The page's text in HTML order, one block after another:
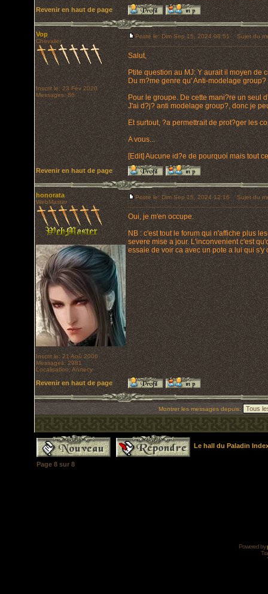
Revenir en haut de page
Vop
Chevalier
Inscrit le: 23 Fév 2020
Messages: 86
Posté le: Dim Sep 15, 2024 08:51 Sujet du
Salut,
Ptite question au MJ: Y aurait il moyen
Du m?me genre qu' Anti-modelage
Pour le groupe. De cette mani?re un seul
J'ai d?j? anti modelage group?, donc je
Et surtout, ?a permettrait de prot?ger les
A vous...
[Edit] Aucune id?e de pourquoi mais tout
Revenir en haut de page
honorata
WebMaster
Inscrit le: 21 Aoû 2006
Messages: 2981
Localisation: Annecy
Posté le: Dim Sep 15, 2024 12:16 Sujet du
Oui, je m'en occupe.
NB : c'est tout le forum qui n'affiche plus
severe mise a jour. L'inconvenient c'est
essaie de voir ca avec un pote a lui qui s'y
Revenir en haut de page
Montrer les messages depuis:
Le hall du Paladin
Page 8sur 8
Powered by